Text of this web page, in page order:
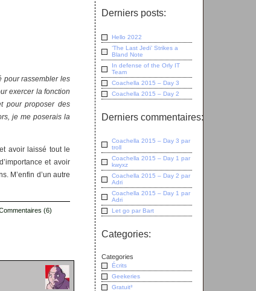
pour rassembler les
exercer la fonction
pour proposer des
je me poserais la
avoir laissé tout le
et avoir
M’enfin d’un autre
(6)
Derniers posts:
Hello 2022
‘The Last Jedi’ Strikes a
Bland Note
In defense of the Orly IT
Team
Coachella 2015 – Day 3
Coachella 2015 – Day 2
Derniers commentaires:
Coachella 2015 – Day 3 par
troll
Coachella 2015 – Day 1 par
kwyxz
Coachella 2015 – Day 2 par
Adri
Coachella 2015 – Day 1 par
Adri
Let go par Bart
Categories:
Categories
Écrits
Geekeries
Gratuit³